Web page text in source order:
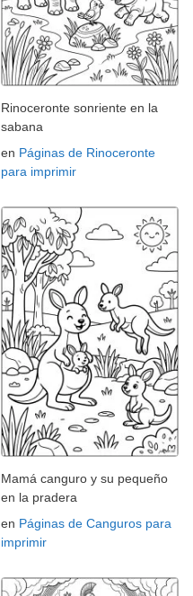
Rinoceronte sonriente en la
sabana
en Páginas de Rinoceronte
para imprimir
Mamá canguro y su pequeño
en la pradera
en Páginas de Canguros para
imprimir